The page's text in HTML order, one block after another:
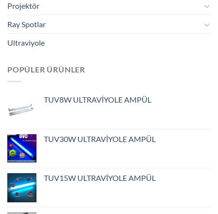
Projektör
Ray Spotlar
Ultraviyole
POPÜLER ÜRÜNLER
TUV8W ULTRAVİYOLE AMPÜL
TUV30W ULTRAVİYOLE AMPÜL
TUV15W ULTRAVİYOLE AMPÜL